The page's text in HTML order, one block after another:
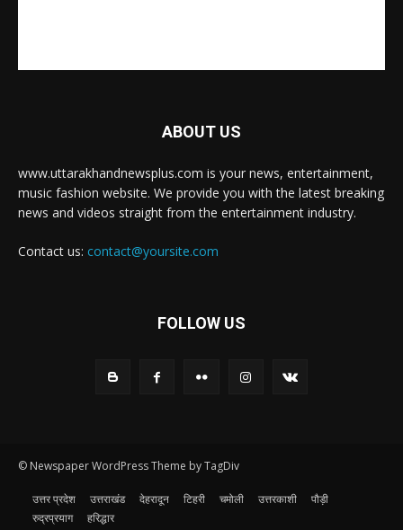
ABOUT US
www.uttarakhandnewsplus.com is your news, entertainment,
music fashion website. We provide you with the latest breaking
news and videos straight from the entertainment industry.
Contact us: contact@yoursite.com
FOLLOW US
© Newspaper WordPress Theme by TagDiv
उत्तर प्रदेश उत्तराखंड देहरादून टिहरी चमोली उत्तरकाशी
पौड़ी
रुद्रप्रयाग
हरिद्धार